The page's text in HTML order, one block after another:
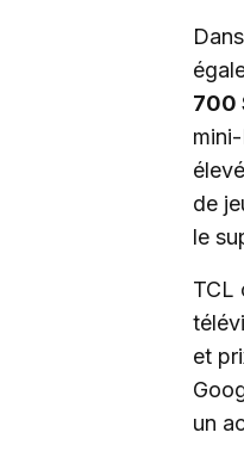
700
de
le
TCL
et
un